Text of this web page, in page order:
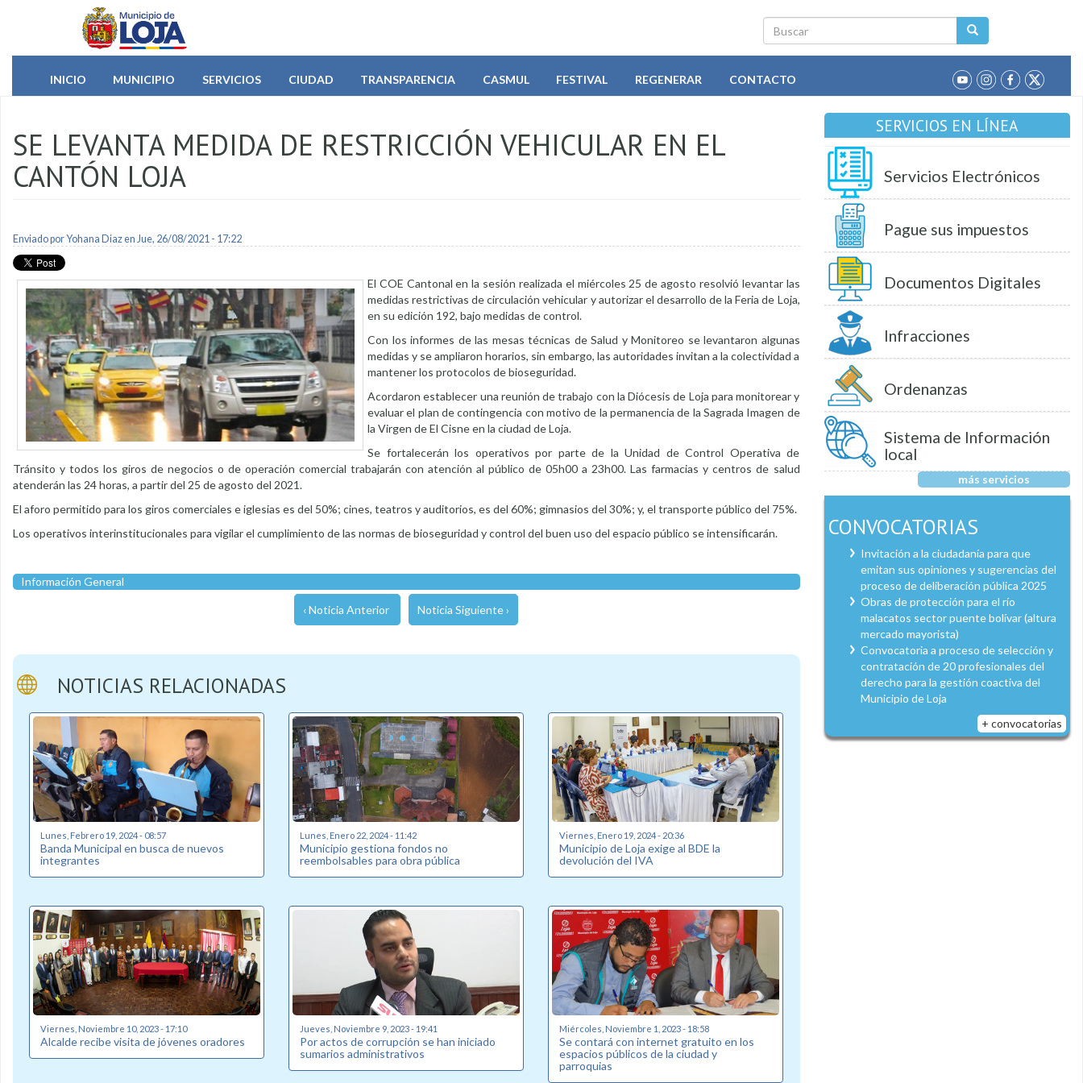
Pasar al contenido principal
Buscar
INICIO
MUNICIPIO SERVICIOS CIUDAD TRANSPARENCIA CASMUL FESTIVAL REGENERAR CONTACTO
SE LEVANTA MEDIDA DE RESTRICCIÓN VEHICULAR EN EL
CANTÓN LOJA
Enviado porYohana Diazen Jue, 26/08/2021 - 17:22
El COE Cantonal en la sesión realizada el miércoles 25 de agosto resolvió levantar las
medidas restrictivas de circulación vehicular y autorizar el desarrollo de la Feria de Loja,
en su edición 192, bajo medidas de control.
Con los informes de las mesas técnicas de Salud y Monitoreo se levantaron algunas
medidas y se ampliaron horarios, sin embargo, las autoridades invitan a la colectividad a
mantener los protocolos de bioseguridad.
Acordaron establecer una reunión de trabajo con la Diócesis de Loja para monitorear y
evaluar el plan de contingencia con motivo de la permanencia de la Sagrada Imagen de
la Virgen de El Cisne en la ciudad de Loja.
Se fortalecerán los operativos por parte de la Unidad de Control Operativa de
Tránsito y todos los giros de negocios o de operación comercial trabajarán con atención al público de 05h00 a 23h00. Las farmacias y centros de salud
atenderán las 24 horas, a partir del 25 de agosto del 2021.
El aforo permitido para los giros comerciales e iglesias es del 50%; cines, teatros y auditorios, es del 60%; gimnasios del 30%; y, el transporte público del 75%.
Los operativos interinstitucionales para vigilar el cumplimiento de las normas de bioseguridad y control del buen uso del espacio público se intensificarán.
Información General
‹ Noticia Anterior Noticia Siguiente ›
NOTICIAS RELACIONADAS
Lunes, Febrero 19, 2024 - 08:57
Banda Municipal en busca de nuevos
integrantes
Lunes, Enero 22, 2024 - 11:42
Municipio gestiona fondos no
reembolsables para obra pública
Viernes, Enero 19, 2024 - 20:36
Municipio de Loja exige al BDE la
devolución del IVA
Viernes, Noviembre 10, 2023 - 17:10
Alcalde recibe visita de jóvenes oradores
Jueves, Noviembre 9, 2023 - 19:41
Por actos de corrupción se han iniciado
sumarios administrativos
Miércoles, Noviembre 1, 2023 - 18:58
Se contará con internet gratuito en los
espacios públicos de la ciudad y
parroquias
SERVICIOS EN LÍNEA
Servicios Electrónicos
Pague sus impuestos
Documentos Digitales
Infracciones
Ordenanzas
Sistema de Información
local
más servicios
CONVOCATORIAS
Invitación a la ciudadanía para que
emitan sus opiniones y sugerencias del
proceso de deliberación pública 2025
Obras de protección para el río
malacatos sector puente bolívar (altura
mercado mayorista)
Convocatoria a proceso de selección y
contratación de 20 profesionales del
derecho para la gestión coactiva del
Municipio de Loja
+ convocatorias